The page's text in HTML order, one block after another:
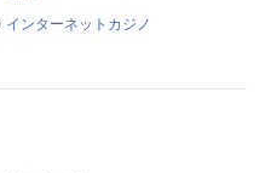
インターネットカジノ